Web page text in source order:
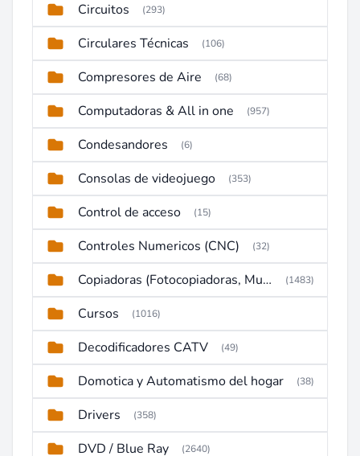
Circuitos (293)
Circulares Técnicas (106)
Compresores de Aire (68)
Computadoras & All in one (957)
Condesandores (6)
Consolas de videojuego (353)
Control de acceso (15)
Controles Numericos (CNC) (32)
Copiadoras (Fotocopiadoras, Multifunctions, Ploter, etc) (1483)
Cursos (1016)
Decodificadores CATV (49)
Domotica y Automatismo del hogar (38)
Drivers (358)
DVD / Blue Ray (2640)